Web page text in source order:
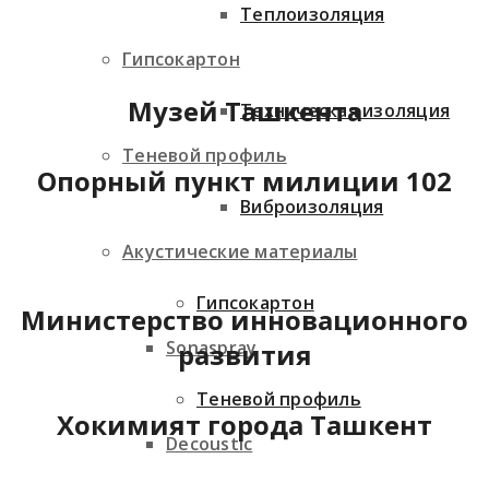
Гипсокартон
Теневой профиль
Акустические материалы
Sonaspray
Decoustic
Теплоизоляция
Техническая изоляция
Виброизоляция
Гипсокартон
Теневой профиль
Музей Ташкента
Опорный пункт милиции 102
Министерство инновационного
развития
Хокимият города Ташкент